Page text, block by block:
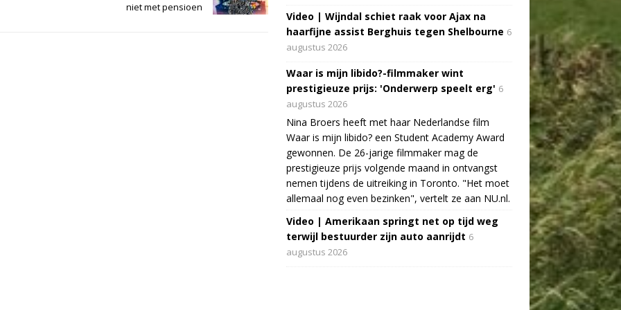
niet met pensioen
Video | Wijndal schiet raak voor Ajax na
haarfijne assist Berghuis tegen Shelbourne 6
augustus 2026
Waar is mijn libido?-filmmaker wint
prestigieuze prijs: 'Onderwerp speelt erg' 6
augustus 2026
Nina Broers heeft met haar Nederlandse film
Waar is mijn libido? een Student Academy Award
gewonnen. De 26-jarige filmmaker mag de
prestigieuze prijs volgende maand in ontvangst
nemen tijdens de uitreiking in Toronto. "Het moet
allemaal nog even bezinken", vertelt ze aan NU.nl.
Video | Amerikaan springt net op tijd weg
terwijl bestuurder zijn auto aanrijdt 6
augustus 2026